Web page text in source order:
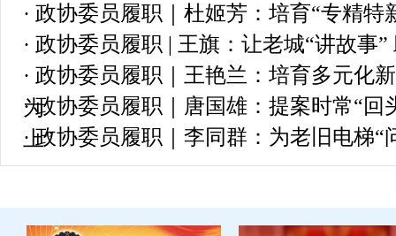
· 政协委员履职｜杜姬芳：培育“专精特
· 政协委员履职 | 王旗：让老城“讲故事
· 政协委员履职｜王艳兰：培育多元化
为
· 政协委员履职｜唐国雄：提案时常“回
上”
· 政协委员履职｜李同群：为老旧电梯“